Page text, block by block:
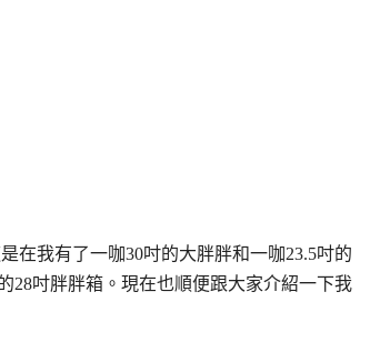
在我有了一咖30吋的大胖胖和一咖23.5吋的
28吋胖胖箱。現在也順便跟大家介紹一下我